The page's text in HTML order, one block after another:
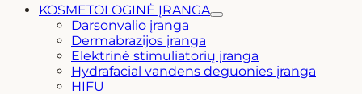
KOSMETOLOGINĖ ĮRANGA
Darsonvalio įranga
Dermabrazijos įranga
Elektrinė stimuliatorių įranga
Hydrafacial vandens deguonies įranga
HIFU